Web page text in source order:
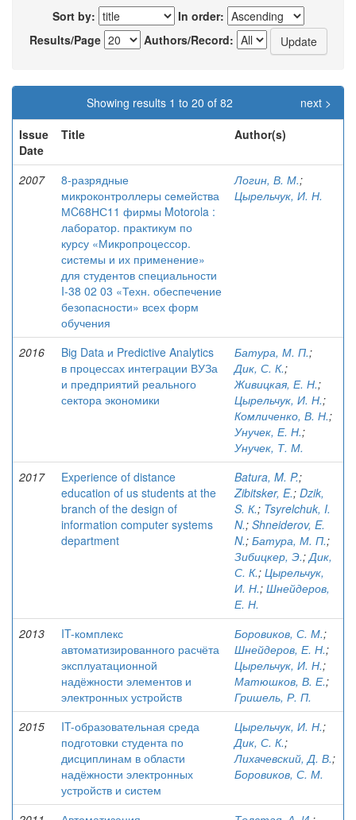
Sort by:
In order:
Results/Page
Authors/Record:
Showing results 1 to 20 of 82
next >
Issue
Date
Title Author(s)
2007
8-разрядные
микроконтроллеры семейства
МC68НС11 фирмы Motorola :
лаборатор. практикум по
курсу «Микропроцессор.
системы и их применение»
для студентов специальности
I-38 02 03 «Техн. обеспечение
безопасности» всех форм
обучения
Логин, В. М.;
Цырельчук, И. Н.
2016
Big Data и Predictive Analytics
в процессах интеграции ВУЗа
и предприятий реального
сектора экономики
Батура, М. П.;
Дик, С. К.;
Живицкая, Е. Н.;
Цырельчук, И. Н.;
Комличенко, В. Н.;
Унучек, Е. Н.;
Унучек, Т. М.
2017
Experience of distance
education of us students at the
branch of the design of
information computer systems
department
Batura, M. P.;
Zibitsker, E.; Dzik,
S. К.; Tsyrelchuk, I.
N.; Shneiderov, E.
N.; Батура, М. П.;
Зибицкер, Э.;Дик,
С. К.; Цырельчук,
И. Н.; Шнейдеров,
Е. Н.
2013
IT-комплекс
автоматизированного расчёта
эксплуатационной
надёжности элементов и
электронных устройств
Боровиков, С. М.;
Шнейдеров, Е. Н.;
Цырельчук, И. Н.;
Матюшков, В. Е.;
Гришель, Р. П.
2015
IT-образовательная среда
подготовки студента по
дисциплинам в области
надёжности электронных
устройств и систем
Цырельчук, И. Н.;
Дик, С. К.;
Лихачевский, Д. В.;
Боровиков, С. М.